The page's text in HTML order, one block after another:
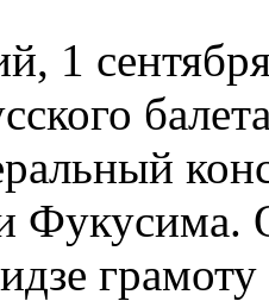
1
Фукусима.